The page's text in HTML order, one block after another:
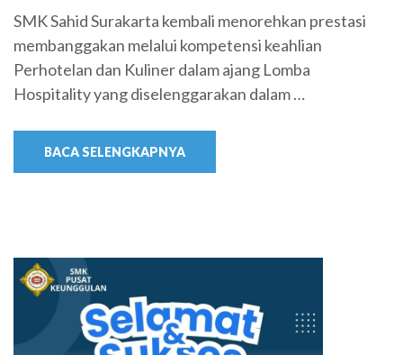
SMK Sahid Surakarta kembali menorehkan prestasi
membanggakan melalui kompetensi keahlian
Perhotelan dan Kuliner dalam ajang Lomba
Hospitality yang diselenggarakan dalam …
BACA SELENGKAPNYA